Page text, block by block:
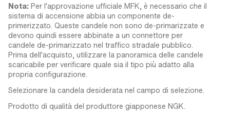
Nota: Per l'approvazione ufficiale MFK, è necessario che il
sistema di accensione abbia un componente de-
primerizzato. Queste candele non sono de-primarizzate e
devono quindi essere abbinate a un connettore per
candele de-primarizzato nel traffico stradale pubblico.
Prima dell'acquisto, utilizzare la panoramica delle candele
scaricabile per verificare quale sia il tipo più adatto alla
propria configurazione.
Selezionare la candela desiderata nel campo di selezione.
Prodotto di qualità del produttore giapponese NGK.